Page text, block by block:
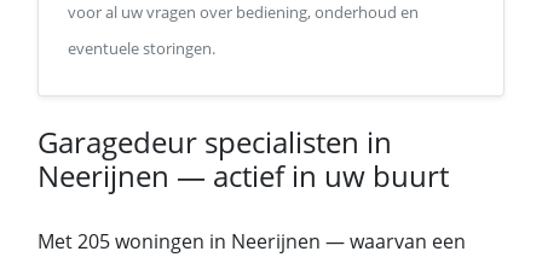
voor al uw vragen over bediening, onderhoud en
eventuele storingen.
Garagedeur specialisten in
Neerijnen — actief in uw buurt
Met 205 woningen in Neerijnen — waarvan een